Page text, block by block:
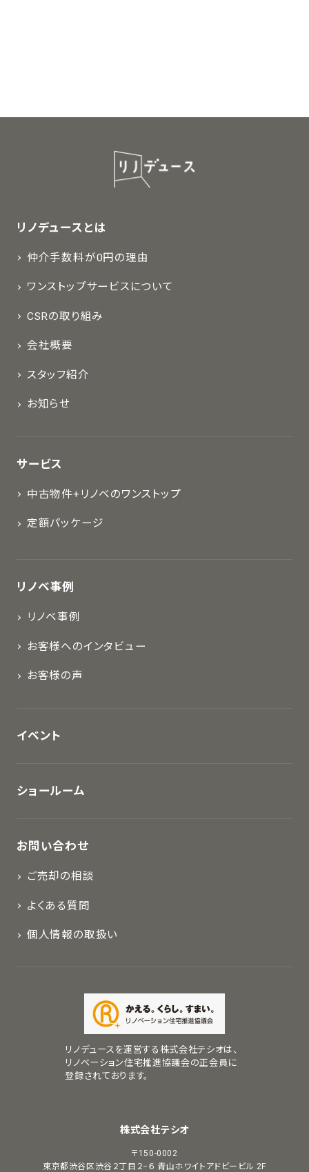
リノデュースとは
仲介手数料が0円の理由
ワンストップサービスについて
CSRの取り組み
会社概要
スタッフ紹介
お知らせ
サービス
中古物件+リノベのワンストップ
定額パッケージ
リノベ事例
リノベ事例
お客様へのインタビュー
お客様の声
イベント
ショールーム
お問い合わせ
ご売却の相談
よくある質問
個人情報の取扱い
リノデュースを運営する株式会社テシオは、
リノベーション住宅推進協議会の正会員に
登録されております。
株式会社テシオ
〒150-0002
東京都渋谷区渋谷２丁目２−６ 青山ホワイトアドビービル 2F